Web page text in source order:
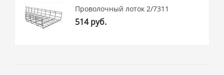
Проволочный лоток 2/7311
514 руб.